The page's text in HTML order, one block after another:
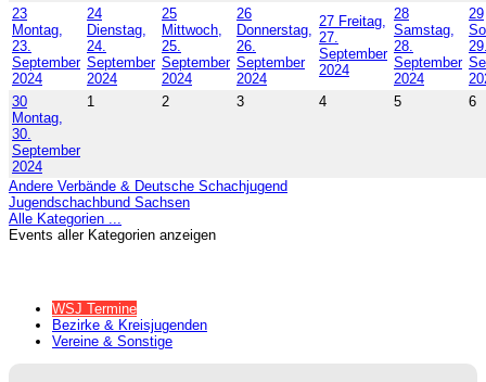
23
Montag,
23.
September
2024
24
Dienstag,
24.
September
2024
25
Mittwoch,
25.
September
2024
26
Donnerstag,
26.
September
2024
27 Freitag,
27.
September
2024
28
Samstag,
28.
September
2024
29
30
Montag,
30.
September
2024
1 2 3 4 5 6
Andere Verbände & Deutsche Schachjugend
Jugendschachbund Sachsen
Alle Kategorien ...
Events aller Kategorien anzeigen
WSJ Termine
Bezirke & Kreisjugenden
Vereine & Sonstige